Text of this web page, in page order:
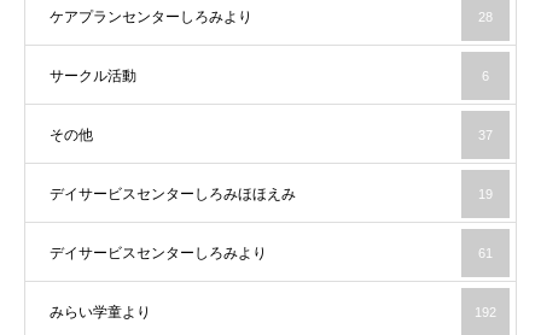
ケアプランセンターしろみより 28
サークル活動 6
その他 37
デイサービスセンターしろみほほえみ 19
デイサービスセンターしろみより 61
みらい学童より 192